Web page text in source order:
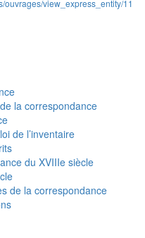
ouvrages/view_express_entity/11
la correspondance
de l’inventaire
du XVIIIe siècle
de la correspondance